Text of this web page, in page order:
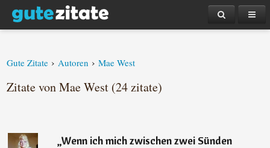
Gute Zitate › Autoren › Mae West
Zitate von Mae West (24 zitate)
„Wenn ich mich zwischen zwei Sünden